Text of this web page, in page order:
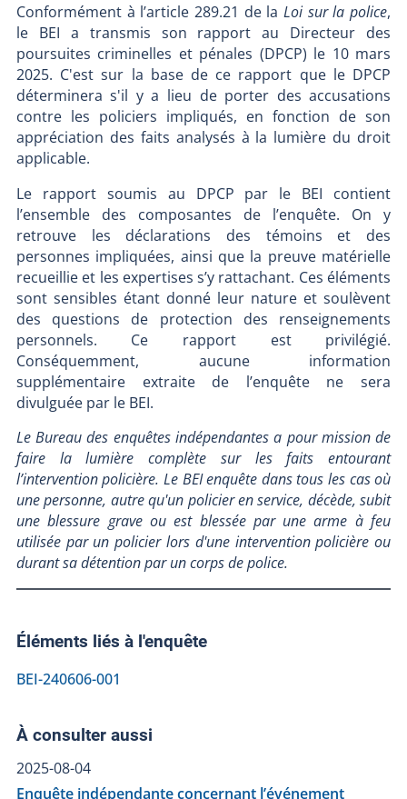
Conformément à l’article 289.21 de laLoi sur la police,
le BEI a transmis son rapport au Directeur des
poursuites criminelles et pénales (DPCP) le 10 mars
2025. C'est sur la base de ce rapport que le DPCP
déterminera s'il y a lieu de porter des accusations
contre les policiers impliqués, en fonction de son
appréciation des faits analysés à la lumière du droit
applicable.
Le rapport soumis au DPCP par le BEI contient
l’ensemble des composantes de l’enquête. On y
retrouve les déclarations des témoins et des
personnes impliquées, ainsi que la preuve matérielle
recueillie et les expertises s’y rattachant. Ces éléments
sont sensibles étant donné leur nature et soulèvent
des questions de protection des renseignements
personnels. Ce rapport est privilégié.
Conséquemment, aucune information
supplémentaire extraite de l’enquête ne sera
divulguée par le BEI.
Le Bureau des enquêtes indépendantes a pour mission de
faire la lumière complète sur les faits entourant
l’intervention policière. Le BEI enquête dans tous les cas où
une personne, autre qu'un policier en service, décède, subit
une blessure grave ou est blessée par une arme à feu
utilisée par un policier lors d'une intervention policière ou
durant sa détention par un corps de police.
Éléments liés à l'enquête
BEI-240606-001
À consulter aussi
2025-08-04
Enquête indépendante concernant l’événement